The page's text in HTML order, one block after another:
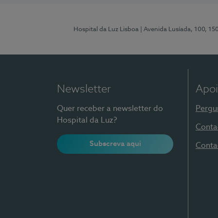
Hospital da Luz Lisboa | Avenida Lusíada, 100,
Newsletter
Quer receber a newsletter do
Hospital da Luz?
Subscreva aqui